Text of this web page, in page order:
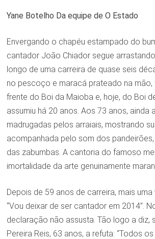
Yane Botelho Da equipe de O Estado
Envergando o chapéu estampado do
cantador João Chiador segue
longo de uma carreira de quase seis
no pescoço e maracá prateado na mão,
frente do Boi da Maioba e, hoje, do Boi
assumiu há 20 anos. Aos 73 anos, ainda
madrugadas pelos arraiais, mostrando
acompanhada pelo som dos
das zabumbas. A cantoria do famoso
imortalidade da arte genuinamente
Depois de 59 anos de carreira, mais uma
“Vou deixar de ser cantador em 2014”.
declaração não assusta. Tão logo a diz,
Pereira Reis, 63 anos, a refuta: “Todos